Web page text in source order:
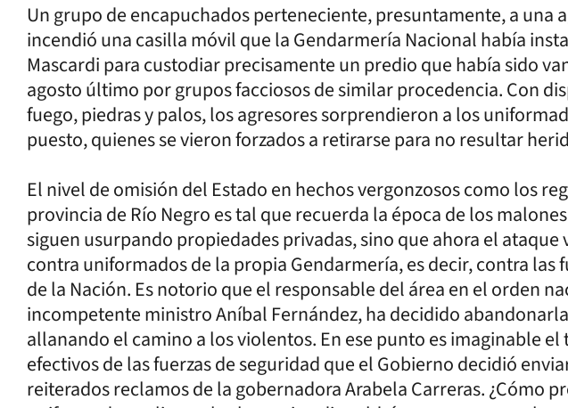
Un grupo de encapuchados perteneciente, presuntamente, a una
incendió una casilla móvil que la Gendarmería Nacional había
Mascardi para custodiar precisamente un predio que había sido
agosto último por grupos facciosos de similar procedencia. Con
fuego, piedras y palos, los agresores sorprendieron a los
puesto, quienes se vieron forzados a retirarse para no resultar
El nivel de omisión del Estado en hechos vergonzosos como los
provincia de Río Negro es tal que recuerda la época de los
siguen usurpando propiedades privadas, sino que ahora el ataque
contra uniformados de la propia Gendarmería, es decir, contra las
de la Nación. Es notorio que el responsable del área en el orden
incompetente ministro Aníbal Fernández, ha decidido
allanando el camino a los violentos. En ese punto es imaginable el
efectivos de las fuerzas de seguridad que el Gobierno decidió
reiterados reclamos de la gobernadora Arabela Carreras. ¿Cómo